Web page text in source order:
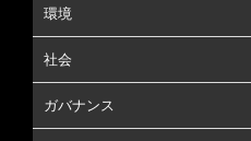
環境
社会
ガバナンス